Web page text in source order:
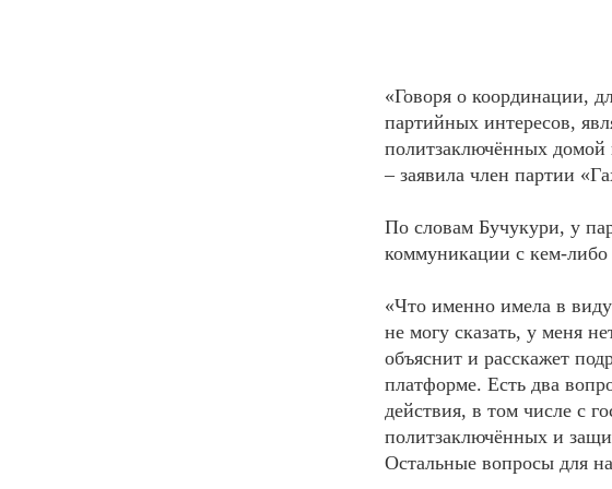
«Говоря о координации,
партийных интересов,
политзаключённых домой
– заявила член партии
По словам Бучукури, у
коммуникации с кем-
«Что именно имела в
не могу сказать, у меня
объяснит и расскажет
платформе. Есть два
действия, в том числе с
политзаключённых и
Остальные вопросы для